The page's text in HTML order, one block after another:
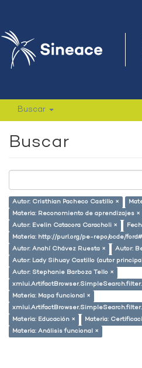
Buscar
Buscar
Autor: Cristhian Pacheco Castillo ×
Materia: Reconomiento de aprendizajes ×
Autor: Evelin Catacora Caracholi ×
Materia: http://purl.org/pe-repo/ocde/
Autor: Anahí Chávez Ruesta ×
Autor:
Autor: Lady Sihuay Castillo (autor
Autor: Stephanie Barboza Tello ×
Materia: Mapa funcional ×
Materia: Educación ×
Materia:
Materia: Análisis funcional ×